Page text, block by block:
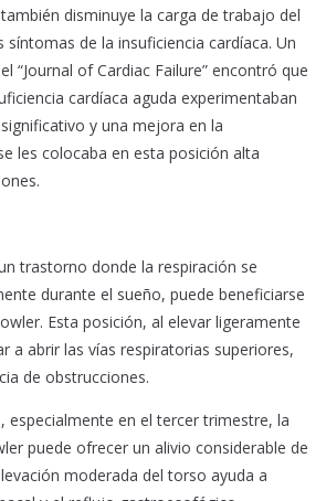
disminuye la carga de trabajo del
de la insuficiencia cardíaca. Un
“Journal of Cardiac Failure” encontró que
cardíaca aguda experimentaban
y una mejora en la
les colocaba en esta posición alta
trastorno donde la respiración se
durante el sueño, puede beneficiarse
Esta posición, al elevar ligeramente
a abrir las vías respiratorias superiores,
de obstrucciones.
especialmente en el tercer trimestre, la
puede ofrecer un alivio considerable de
moderada del torso ayuda a